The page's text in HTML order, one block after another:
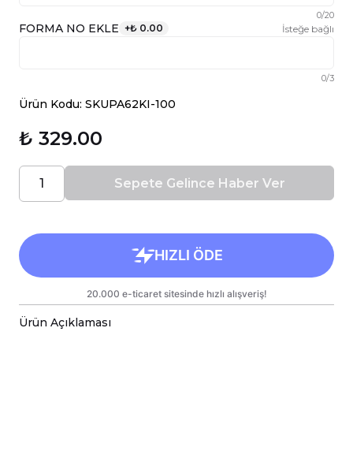
0/20
FORMA NO EKLE +₺ 0.00 İsteğe bağlı
0/3
Ürün Kodu: SKUPA62KI-100
₺ 329.00
Sepete Gelince Haber Ver
Ürün Açıklaması